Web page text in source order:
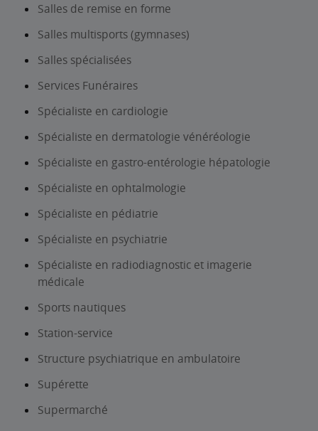
Salles de remise en forme
Salles multisports (gymnases)
Salles spécialisées
Services Funéraires
Spécialiste en cardiologie
Spécialiste en dermatologie vénéréologie
Spécialiste en gastro-entérologie hépatologie
Spécialiste en ophtalmologie
Spécialiste en pédiatrie
Spécialiste en psychiatrie
Spécialiste en radiodiagnostic et imagerie
médicale
Sports nautiques
Station-service
Structure psychiatrique en ambulatoire
Supérette
Supermarché